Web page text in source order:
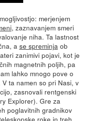
merjenjem
, zaznavanjem smeri
niha. Ta lastnost
a se spreminjaob
zanimivi pojavi, kot je
magnetnih poljih, pa
lahko mnogo pove o
ta namen so pri Nasi, v
zasnovali rentgenski
Explorer). Gre za
poglavitnih gradnikov